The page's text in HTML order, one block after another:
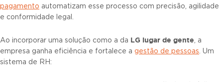
pagamento automatizam esse processo com precisão, agilidade
e conformidade legal.
Ao incorporar uma solução como a da LG lugar de gente, a
empresa ganha eficiência e fortalece a gestão de pessoas. Um
sistema de RH: